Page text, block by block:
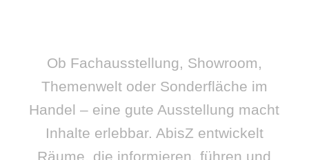
Ob Fachausstellung, Showroom,
Themenwelt oder Sonderfläche im
Handel – eine gute Ausstellung macht
Inhalte erlebbar. AbisZ entwickelt
Räume, die informieren, führen und